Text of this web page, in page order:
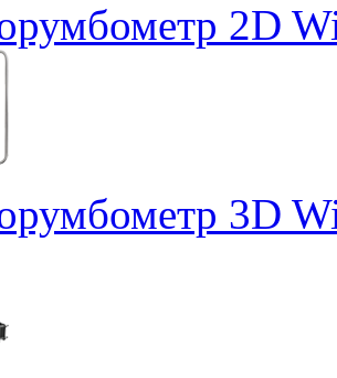
2D
3D